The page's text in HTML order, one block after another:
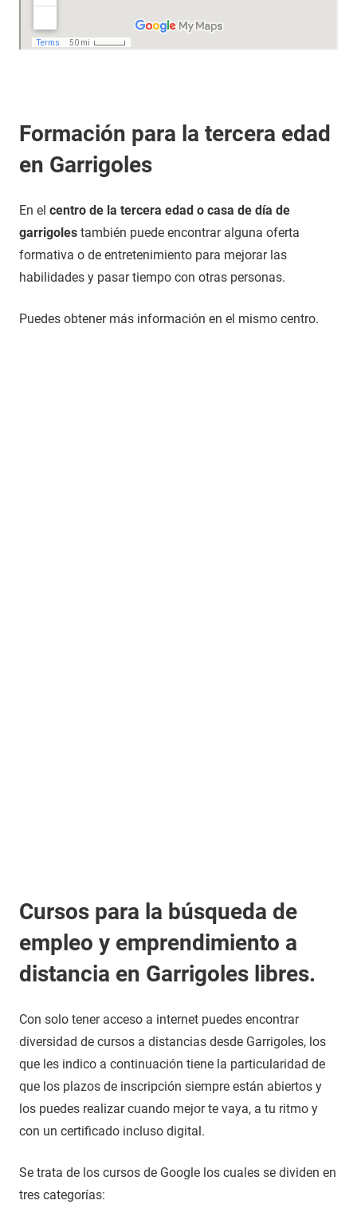
Formación para la tercera edad
en Garrigoles
En el centro de la tercera edad o casa de día de
garrigoles también puede encontrar alguna oferta
formativa o de entretenimiento para mejorar las
habilidades y pasar tiempo con otras personas.
Puedes obtener más información en el mismo centro.
Cursos para la búsqueda de
empleo y emprendimiento a
distancia en Garrigoles libres.
Con solo tener acceso a internet puedes encontrar
diversidad de cursos a distancias desde Garrigoles, los
que les indico a continuación tiene la particularidad de
que los plazos de inscripción siempre están abiertos y
los puedes realizar cuando mejor te vaya, a tu ritmo y
con un certificado incluso digital.
Se trata de los cursos de Google los cuales se dividen en
tres categorías: